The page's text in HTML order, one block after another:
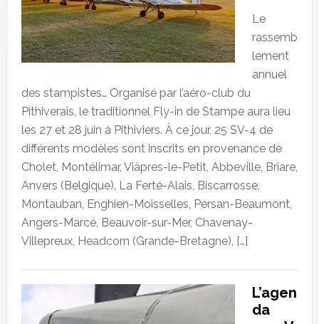
Le
rassemb
lement
annuel
des stampistes… Organisé par l’aéro-club du
Pithiverais, le traditionnel Fly-in de Stampe aura lieu
les 27 et 28 juin à Pithiviers. À ce jour, 25 SV-4 de
différents modèles sont inscrits en provenance de
Cholet, Montélimar, Viâpres-le-Petit, Abbeville, Briare,
Anvers (Belgique), La Ferté-Alais, Biscarrosse,
Montauban, Enghien-Moisselles, Persan-Beaumont,
Angers-Marcé, Beauvoir-sur-Mer, Chavenay-
Villepreux, Headcorn (Grande-Bretagne), […]
L’agen
da